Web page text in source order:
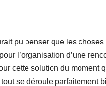
pu penser que les
l’organisation d’une
cette solution du moment
se déroule parfaitement